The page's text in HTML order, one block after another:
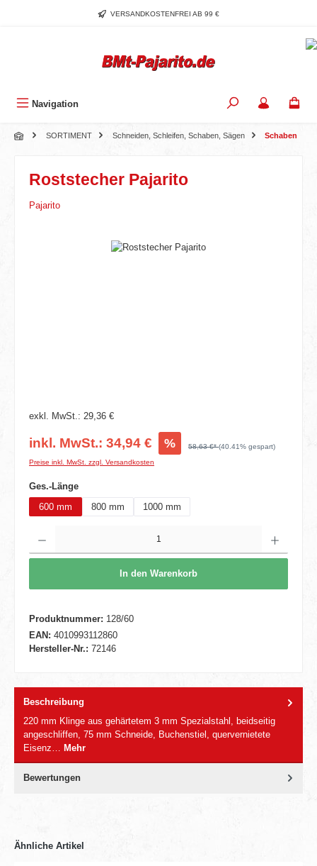
Zum Hauptinhalt springenVERSANDKOSTENFREI AB 99 €
Navigation
SORTIMENT Schneiden, Schleifen, Schaben, Sägen Schaben
Roststecher Pajarito
Pajarito
Bildergalerie überspringen
exkl. MwSt.: 29,36 €
inkl. MwSt.: 34,94 € % 58,63 €*(40.41% gespart)
Preise inkl. MwSt. zzgl. Versandkosten
Ges.-Längeauswählen
600 mm
800 mm 1000 mm
In den Warenkorb
Produktnummer: 128/60
EAN: 4010993112860
Hersteller-Nr.: 72146
Beschreibung
220 mm Klinge aus gehärtetem 3 mm Spezialstahl, beidseitig
angeschliffen, 75 mm Schneide, Buchenstiel, quervernietete
Eisenz…
Mehr
Bewertungen
Ähnliche Artikel